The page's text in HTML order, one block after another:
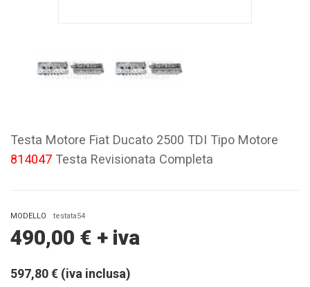
Testa Motore Fiat Ducato 2500 TDI Tipo Motore
814047 Testa Revisionata Completa
MODELLO testata54
490,00 € + iva
597,80 € (iva inclusa)